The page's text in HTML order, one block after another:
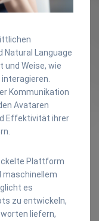
Natural Language
und Weise, wie
Kommunikation
Avataren
Effektivität ihrer
Plattform
maschinellem
es
zu entwickeln,
liefern,